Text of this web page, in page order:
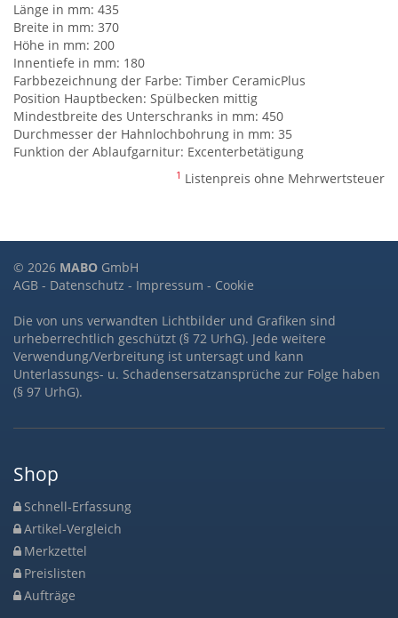
Länge in mm: 435
Breite in mm: 370
Höhe in mm: 200
Innentiefe in mm: 180
Farbbezeichnung der Farbe: Timber CeramicPlus
Position Hauptbecken: Spülbecken mittig
Mindestbreite des Unterschranks in mm: 450
Durchmesser der Hahnlochbohrung in mm: 35
Funktion der Ablaufgarnitur: Excenterbetätigung
1 Listenpreis ohne Mehrwertsteuer
© 2026 MABO GmbH
AGB - Datenschutz - Impressum - Cookie
Die von uns verwandten Lichtbilder und Grafiken sind
urheberrechtlich geschützt (§ 72 UrhG). Jede weitere
Verwendung/Verbreitung ist untersagt und kann
Unterlassungs- u. Schadensersatzansprüche zur Folge haben
(§ 97 UrhG).
Shop
Schnell-Erfassung
Artikel-Vergleich
Merkzettel
Preislisten
Aufträge